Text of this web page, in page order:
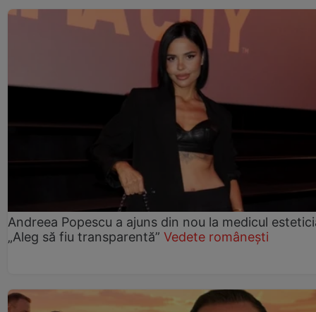
Andreea Popescu a ajuns din nou la medicul
„Aleg să fiu transparentă” Vedete românești